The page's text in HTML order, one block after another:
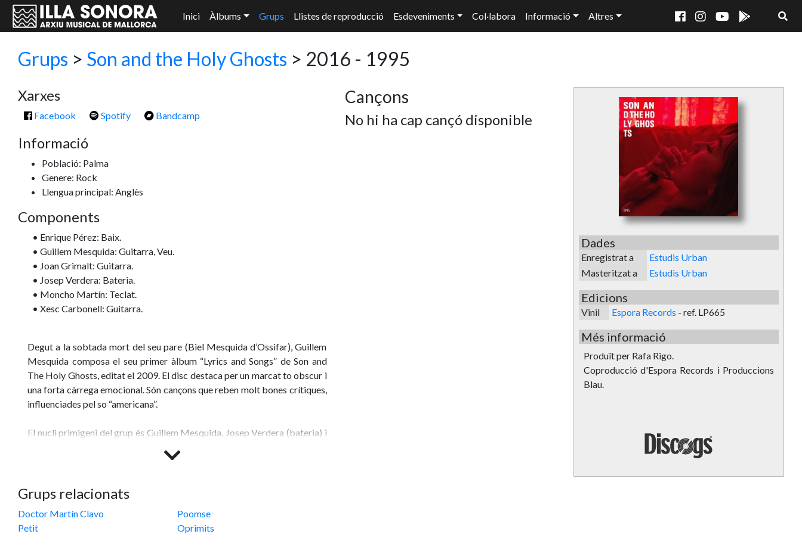
Inici Àlbums Grups Llistes de reproducció Esdeveniments Col·labora Informació Altres
Grups > Son and the Holy Ghosts > 2016 - 1995
Xarxes
Facebook Spotify Bandcamp
Informació
Població: Palma
Genere: Rock
Llengua principal: Anglès
Components
• Enrique Pérez: Baix.
• Guillem Mesquida: Guitarra, Veu.
• Joan Grimalt: Guitarra.
• Josep Verdera: Bateria.
• Moncho Martín: Teclat.
• Xesc Carbonell: Guitarra.
Degut a la sobtada mort del seu pare (Biel Mesquida d’Ossifar), Guillem
Mesquida composa el seu primer àlbum “Lyrics and Songs” de Son and
The Holy Ghosts, editat el 2009. El disc destaca per un marcat to obscur i
una forta càrrega emocional. Són cançons que reben molt bones crítiques,
influenciades pel so “americana”.
El nucli primigeni del grup és Guillem Mesquida, Josep Verdera (bateria) i
s’incorporen al grup Dani Pi (baix) i Xesc Carbonell (guitarres). És a sobre
crítiques. Com els grans grups del pasat, Son and The Holy Ghosts es
vénen amunt a l’escenari.
Grups relacionats
Doctor Martín Clavo
Petit
Poomse
Oprimits
Cançons
No hi ha cap cançó disponible
Dades
Enregistrat a
Estudis Urban
Masteritzat a
Estudis Urban
Edicions
Vinil Espora Records - ref. LP665
Més informació
Produït per Rafa Rigo.
Coproducció d'Espora Records i Produccions
Blau.